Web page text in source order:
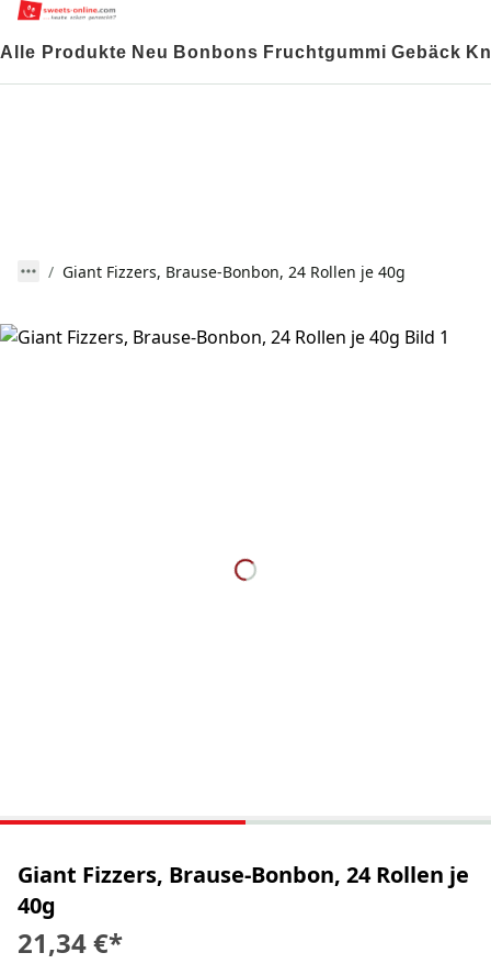
Alle Produkte Neu Bonbons Fruchtgummi Gebäck
Giant Fizzers, Brause-Bonbon, 24 Rollen je 40g
Giant Fizzers, Brause-Bonbon, 24 Rollen je
40g
21,34 €*